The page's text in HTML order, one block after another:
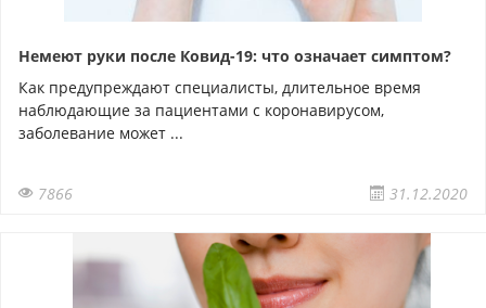
Немеют руки после Ковид-19: что означает симптом?
Как предупреждают специалисты, длительное время
наблюдающие за пациентами с коронавирусом,
заболевание может ...
7866 31.12.2020